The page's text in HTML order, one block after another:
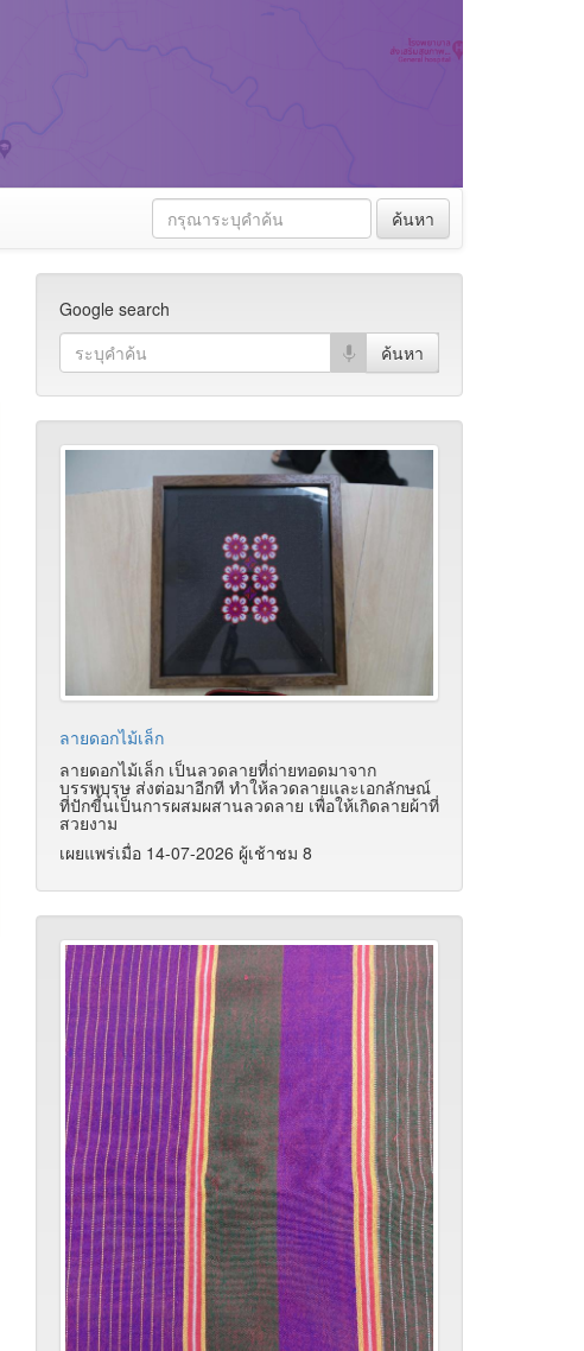
ค้นหา
Google search
ลายดอกไม้เล็ก
ลายดอกไม้เล็ก เป็นลวดลายที่ถ่ายทอดมาจาก
บรรพบุรุษ ส่งต่อมาอีกที ทำให้ลวดลายและเอกลักษณ์
ที่ปักขี้นเป็นการผสมผสานลวดลาย เพื่อให้เกิดลายผ้าที่
สวยงาม
เผยแพร่เมื่อ 14-07-2026 ผู้เช้าชม 8